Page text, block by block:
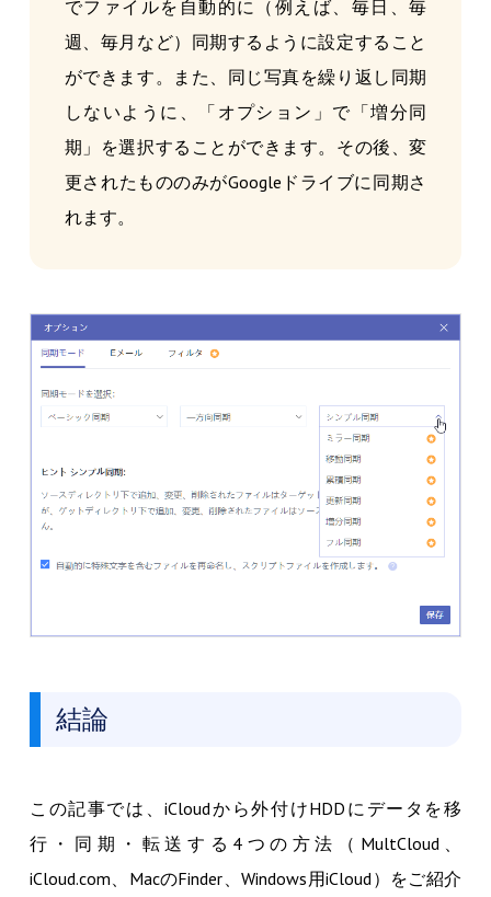
でファイルを自動的に（例えば、毎日、毎
週、毎月など）同期するように設定すること
ができます。また、同じ写真を繰り返し同期
しないように、「オプション」で「増分同
期」を選択することができます。その後、変
更されたもののみがGoogleドライブに同期さ
れます。
結論
この記事では、iCloudから外付けHDDにデータを移
行・同期・転送する4つの方法（MultCloud、
iCloud.com、MacのFinder、Windows用iCloud）をご紹介